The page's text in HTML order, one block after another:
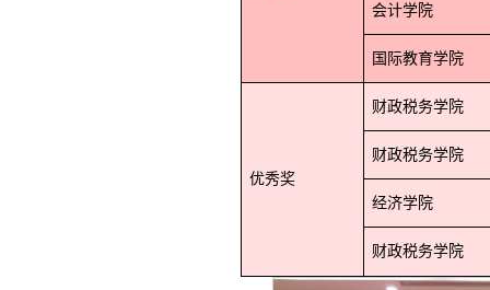
会计学院
国际教育学院
优秀奖
财政税务学院
财政税务学院
经济学院
财政税务学院